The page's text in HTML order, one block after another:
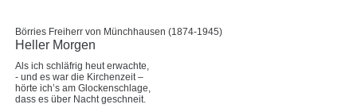
Börries Freiherr von Münchhausen (1874-1945)
Heller Morgen
Als ich schläfrig heut erwachte,
- und es war die Kirchenzeit –
hörte ich’s am Glockenschlage,
dass es über Nacht geschneit.